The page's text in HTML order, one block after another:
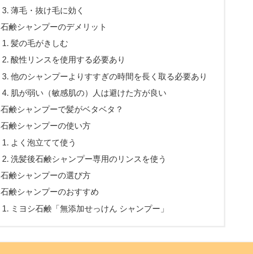
薄毛・抜け毛に効く
石鹸シャンプーのデメリット
髪の毛がきしむ
酸性リンスを使用する必要あり
他のシャンプーよりすすぎの時間を長く取る必要あり
肌が弱い（敏感肌の）人は避けた方が良い
石鹸シャンプーで髪がベタベタ？
石鹸シャンプーの使い方
よく泡立てて使う
洗髪後石鹸シャンプー専用のリンスを使う
石鹸シャンプーの選び方
石鹸シャンプーのおすすめ
ミヨシ石鹸「無添加せっけん シャンプー」